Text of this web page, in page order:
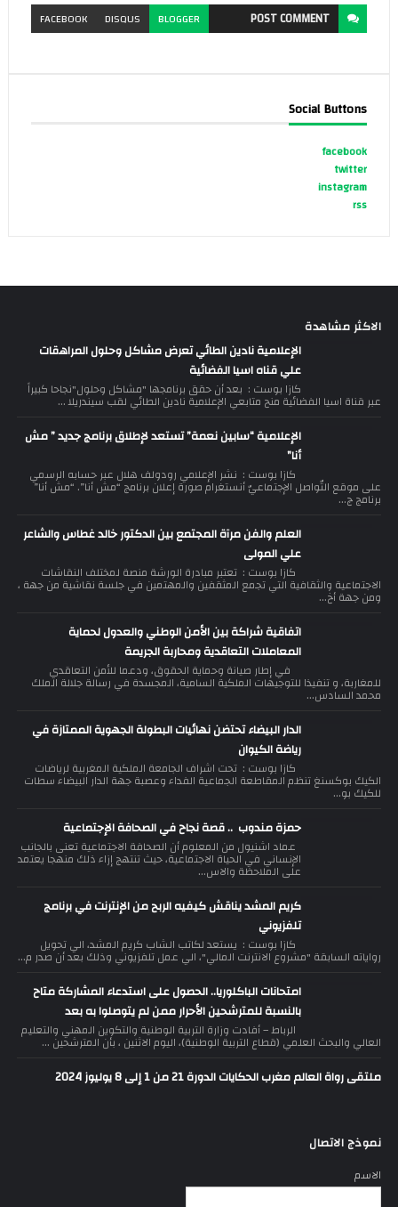
POSTCOMMENT
BLOGGER
DISQUS
FACEBOOK
Social Buttons
facebook
twitter
instagram
rss
الاكثر مشاهدة
الإعلامية نادين الطائي تعرض مشاكل وحلول المراهقات
علي قناه اسيا الفضائية
كازا بوست : بعد أن حقق برنامجها "مشاكل وحلول"نجاحا كبيراً
عبر قناة اسيا الفضائية منح متابعي الإعلامية نادين الطائي لقب سيندريلا ...
الإعلامية “سابين نعمة” تستعد لإطلاق برنامج جديد ” مش
أنا”
كازا بوست : نشر الإعلامي رودولف هلال عبر حسابه الرسمي
على موقع التّواصل الإجتماعيّ أنستغرام صورة إعلان برنامج “مش أنا”. “مش أنا”
برنامج ج...
العلم والفن مرآة المجتمع بين الدكتور خالد غطاس والشاعر
علي المولى
كازا بوست : تعتبر مبادرة الورشة منصة لمختلف النقاشات
الاجتماعية والثقافية التي تجمع المثقفين والمهتمين في جلسة نقاشية من جهة ،
ومن جهة أخ...
اتفاقية شراكة بين الأمن الوطني والعدول لحماية
المعاملات التعاقدية ومحاربة الجريمة
في إطار صيانة وحماية الحقوق، ودعما للأمن التعاقدي
للمغاربة، و تنفيذا للتوجيهات الملكية السامية، المجسدة في رسالة جلالة الملك
محمد السادس...
الدار البيضاء تحتضن نهائيات البطولة الجهوية الممتازة في
رياضة الكيوان
كازا بوست : تحت اشراف الجامعة الملكية المغربية لرياضات
الكيك بوكسنغ تنظم المقاطعة الجماعية الفداء وعصبة جهة الدار البيضاء سطات
للكيك بو...
حمزة مندوب .. قصة نجاح في الصحافة الإجتماعية
عماد اشنيول من المعلوم أن الصحافة الاجتماعية تعنى بالجانب
الإنساني في الحياة الاجتماعية، حيث تنتهج إزاء ذلك منهجا يعتمد
على الملاحظة والاس...
كريم المشد يناقش كيفيه الربح من الإنترنت في برنامج
تلفزيوني
كازا بوست : يستعد لكاتب الشاب كريم المشد، الي تحويل
رواياته السابقة "مشروع الانترنت المالي"، الي عمل تلفزيوني وذلك بعد أن صدر م...
امتحانات الباكلوريا.. الحصول على استدعاء المشاركة متاح
بالنسبة للمترشحين الأحرار ممن لم يتوصلوا به بعد
الرباط – أفادت وزارة التربية الوطنية والتكوين المهني والتعليم
العالي والبحث العلمي (قطاع التربية الوطنية)، اليوم الاثنين ، بأن المترشحين ...
ملتقى رواة العالم مغرب الحكايات الدورة 21 من 1 إلى 8 يوليوز 2024
نموذج الاتصال
الاسم